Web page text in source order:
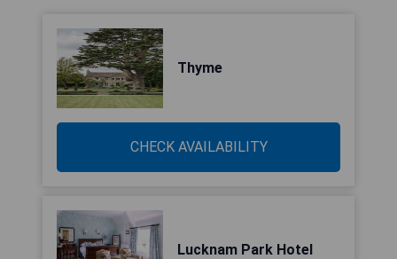
Thyme
CHECK AVAILABILITY
Lucknam Park Hotel